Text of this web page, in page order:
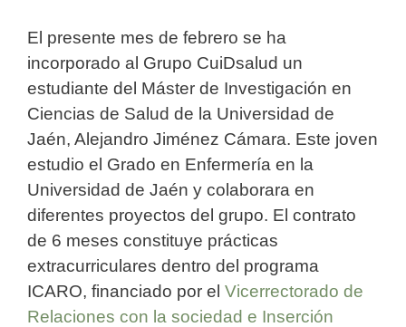
El presente mes de febrero se ha
incorporado al Grupo CuiDsalud un
estudiante del Máster de Investigación en
Ciencias de Salud de la Universidad de
Jaén, Alejandro Jiménez Cámara. Este joven
estudio el Grado en Enfermería en la
Universidad de Jaén y colaborara en
diferentes proyectos del grupo. El contrato
de 6 meses constituye prácticas
extracurriculares dentro del programa
ICARO, financiado por el Vicerrectorado de
Relaciones con la sociedad e Inserción